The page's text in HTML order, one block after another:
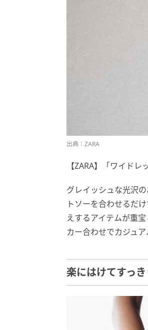
出典：ZARA
【ZARA】「ワイド
グレイッシュな光沢
トソーを合わせるだ
えするアイテムが重
カー合わせでカジュ
楽にはけてすっ